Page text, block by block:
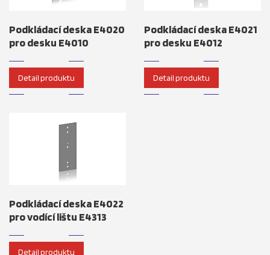
Podkládací deska E4020
pro desku E4010
Detail produktu
Podkládací deska E4021
pro desku E4012
Detail produktu
Podkládací deska E4022
pro vodící lištu E4313
Detail produktu